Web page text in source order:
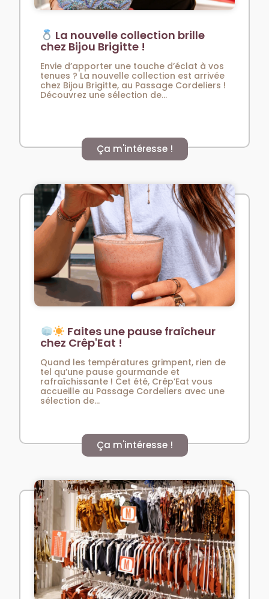
La nouvelle collection brille
chez Bijou Brigitte !
Envie d’apporter une touche d’éclat à vos
tenues ? La nouvelle collection est arrivée
chez Bijou Brigitte, au Passage Cordeliers !
Découvrez une sélection de...
Ça m'intéresse !
Faites une pause fraîcheur
chez Crêp'Eat !
Quand les températures grimpent, rien de
tel qu’une pause gourmande et
rafraîchissante ! Cet été, Crêp’Eat vous
accueille au Passage Cordeliers avec une
sélection de...
Ça m'intéresse !